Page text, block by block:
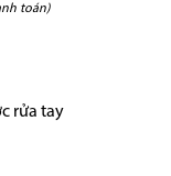
toán)
rửa tay